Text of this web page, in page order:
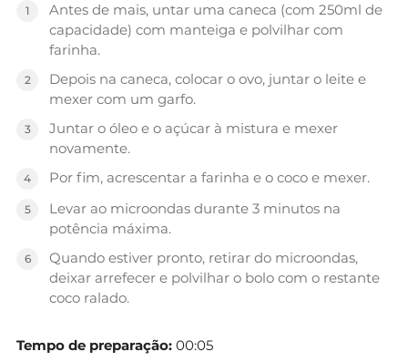
Antes de mais, untar uma caneca (com 250ml de
capacidade) com manteiga e polvilhar com
farinha.
Depois na caneca, colocar o ovo, juntar o leite e
mexer com um garfo.
Juntar o óleo e o açúcar à mistura e mexer
novamente.
Por fim, acrescentar a farinha e o coco e mexer.
Levar ao microondas durante 3 minutos na
potência máxima.
Quando estiver pronto, retirar do microondas,
deixar arrefecer e polvilhar o bolo com o restante
coco ralado.
Tempo de preparação: 00:05